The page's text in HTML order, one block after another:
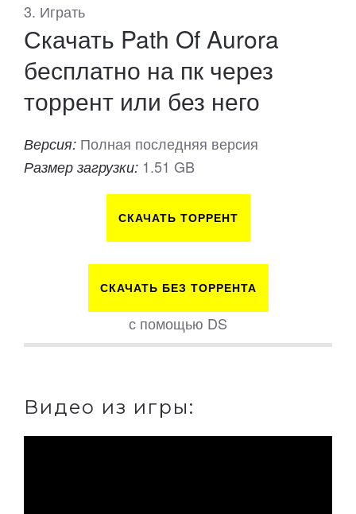
3. Играть
Скачать Path Of Aurora
бесплатно на пк через
торрент или без него
Версия: Полная последняя версия
Размер загрузки: 1.51 GB
СКАЧАТЬ ТОРРЕНТ
СКАЧАТЬ БЕЗ ТОРРЕНТА
с помощью DS
Видео из игры: